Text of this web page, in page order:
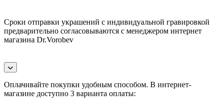
Сроки отправки украшений с индивидуальной гравировкой
предварительно согласовываются с менеджером интернет
магазина Dr.Vorobev
Оплачивайте покупки удобным способом. В интернет-
магазине доступно 3 варианта оплаты: